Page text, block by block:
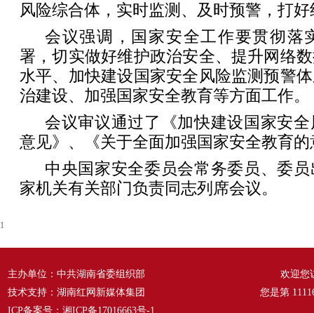
风险综合体，实时监测、及时预警，打
会议强调，国家安全工作要贯彻落
署，切实做好维护政治安全、提升网络
水平、加快建设国家安全风险监测预警
治建设、加强国家安全教育等方面工作。
会议审议通过了《加快建设国家安
意见》、《关于全面加强国家安全教育
中央国家安全委员会常务委员、委
家机关有关部门负责同志列席会议。
1
主办单位：中共湖南省委组织部
技术支持：湖南红网新媒体集团
ICP备案号： 湘ICP备17016663号-1
欢迎您
您是第